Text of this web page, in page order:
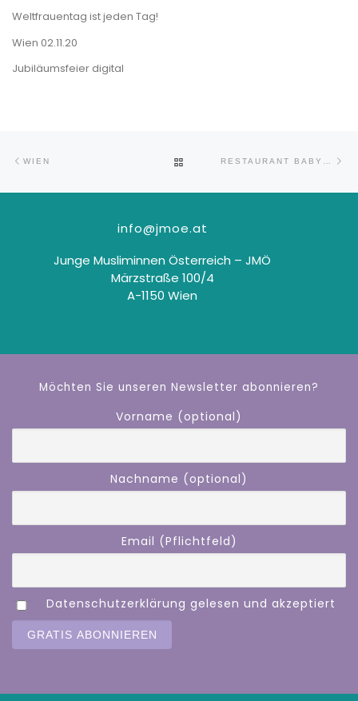
Weltfrauentag ist jeden Tag!
Wien 02.11.20
Jubiläumsfeier digital
Beitragsnavigation
Vorheriger Beitrag
WIEN ZURÜCK ZUR BEITRAGSLISTE
info@jmoe.at
Junge Musliminnen Österreich – JMÖ
Märzstraße 100/4
A-1150 Wien
Möchten Sie unseren Newsletter abonnieren?
Vorname (optional)
Nachname (optional)
Email (Pflichtfeld)
Datenschutzerklärung gelesen und akzeptiert